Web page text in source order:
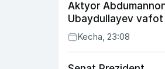
Aktyor
Ubaydullayev
Kecha, 23:08